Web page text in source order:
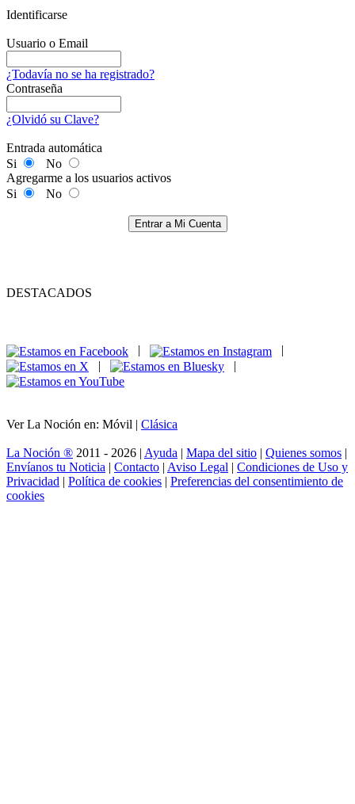
Identificarse
Usuario o Email
¿Todavía no se ha registrado?
Contraseña
¿Olvidó su Clave?
Entrada automática
Si
No
Agregarme a los usuarios activos
Si
No
Entrar a Mi Cuenta
DESTACADOS
|
|
Ver La Noción en: Móvil | Clásica
La Noción ® 2011 - 2026 | Ayuda | Mapa del sitio | Quienes somos |
Envíanos tu Noticia | Contacto | Aviso Legal | Condiciones de Uso y
Privacidad | Política de cookies | Preferencias del consentimiento de
cookies